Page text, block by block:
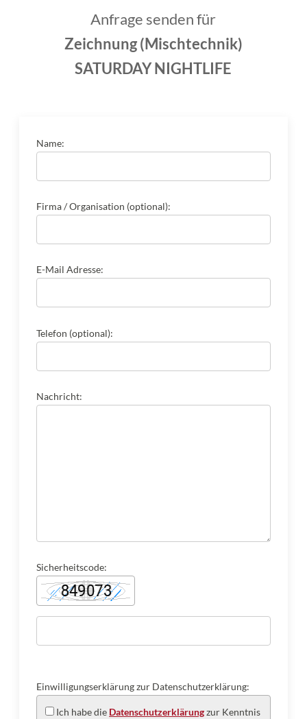
Anfrage senden für
Zeichnung (Mischtechnik)
SATURDAY NIGHTLIFE
Name:
Firma / Organisation (optional):
E-Mail Adresse:
Telefon (optional):
Nachricht:
Sicherheitscode:
Einwilligungserklärung zur Datenschutzerklärung:
Ich habe die Datenschutzerklärungzur Kenntnis